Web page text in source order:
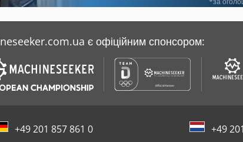
є офіційним спонсором:
+49 201 857 861 0
+49